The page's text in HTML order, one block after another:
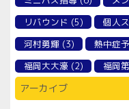
リバウンド (5) 個人
河村勇輝(3) 熱中症
福岡大大濠 (2) 福岡
アーカイブ